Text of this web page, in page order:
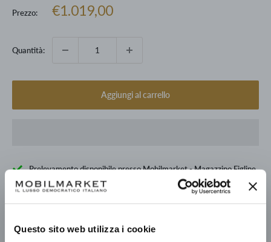
Questo sito web utilizza i cookie
Prezzo:
Prezzo
€1.019,00
Quantità:
Aggiungi al carrello
Prelevamento disponibile presso Mobilmarket - Magazzino Figline
V.no
Pronto in base alla data di consegna stimata dei vari prodotti.